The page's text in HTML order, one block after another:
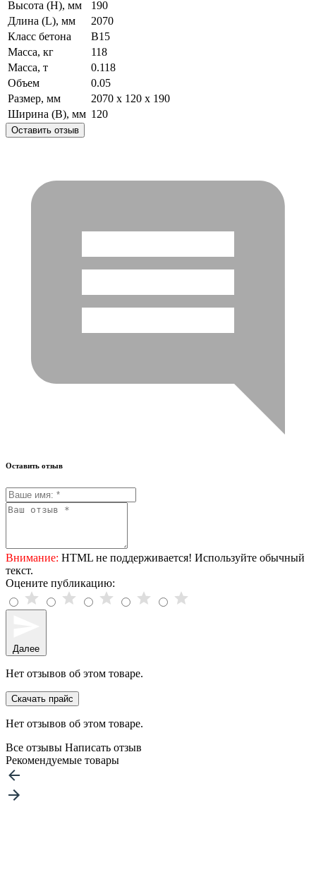
Высота (H), мм
190
Длина (L), мм
2070
Класс бетона
B15
Масса, кг
118
Масса, т
0.118
Объем
0.05
Размер, мм
2070 x 120 x 190
Ширина (B), мм 120
Оставить отзыв
Оставить отзыв
Внимание: HTML не поддерживается! Используйте обычный
текст.
Оцените публикацию:
Далее
Нет отзывов об этом товаре.
Скачать прайс
Нет отзывов об этом товаре.
Все отзывы Написать отзыв
Рекомендуемые товары